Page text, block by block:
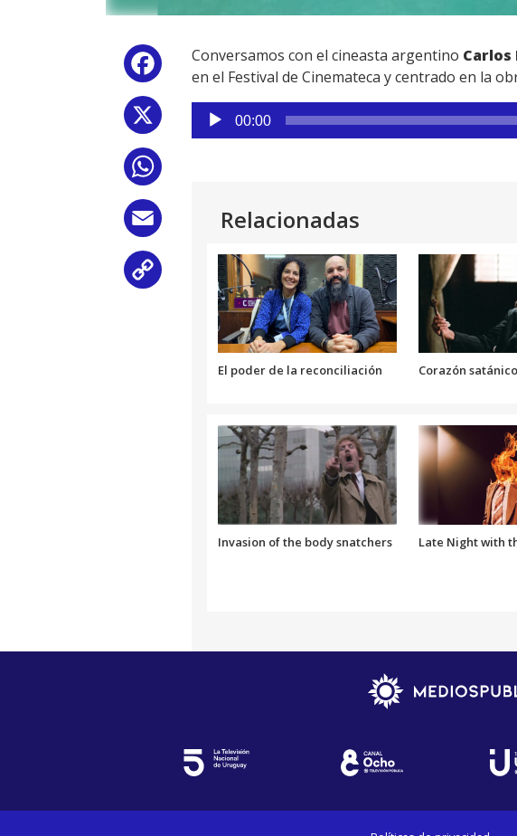
Facebook
Conversamos con el cineasta argentino
en el Festival de Cinemateca y centrado en la
Reproductor
de
00:00
Relacionadas
El poder de la reconciliación Corazón satánico
Invasion of the body snatchers Late Night with